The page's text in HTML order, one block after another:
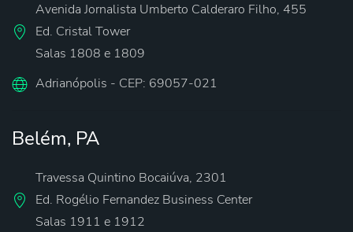
Avenida Jornalista Umberto Calderaro Filho, 455
Ed. Cristal Tower
Salas 1808 e 1809
Adrianópolis - CEP: 69057-021
Belém, PA
Travessa Quintino Bocaiúva, 2301
Ed. Rogélio Fernandez Business Center
Salas 1911 e 1912